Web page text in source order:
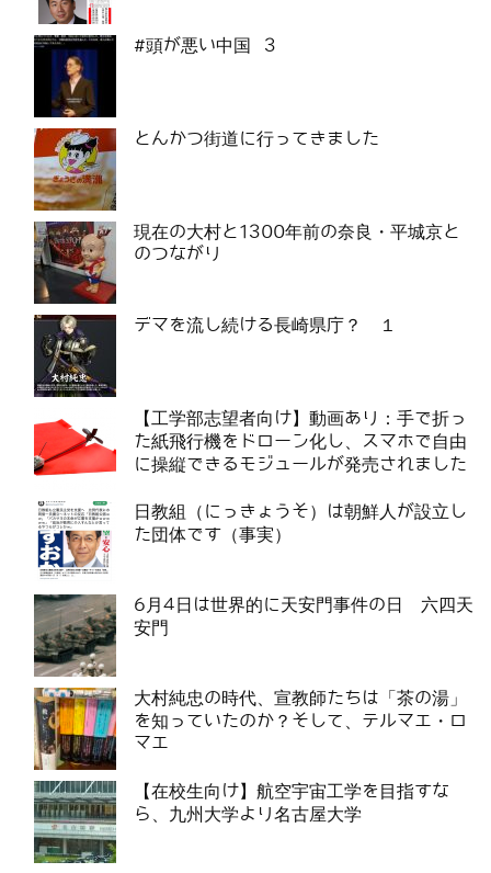
#頭が悪い中国 3
とんかつ街道に行ってきました
現在の大村と1300年前の奈良・平城京と
のつながり
デマを流し続ける長崎県庁？ １
【工学部志望者向け】動画あり：手で折っ
た紙飛行機をドローン化し、スマホで自由
に操縦できるモジュールが発売されました
日教組（にっきょうそ）は朝鮮人が設立し
た団体です（事実）
6月4日は世界的に天安門事件の日 六四天
安門
大村純忠の時代、宣教師たちは「茶の湯」
を知っていたのか？そして、テルマエ・ロ
マエ
【在校生向け】航空宇宙工学を目指すな
ら、九州大学より名古屋大学